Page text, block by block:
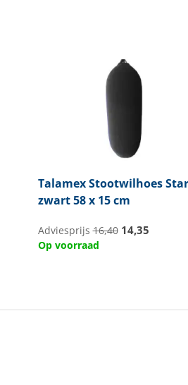
TalamexStootwilhoes
zwart 58 x 15 cm
Adviesprijs16,40 14,35
Op voorraad